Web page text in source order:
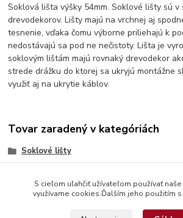
Soklová lišta výšky 54mm. Soklové lišty sú v
drevodekorov. Lišty majú na vrchnej aj
tesnenie, vďaka čomu výborne priliehajú k
nedostávajú sa pod ne nečistoty. Lišta je
soklovým lištám majú rovnaký drevodekor
strede drážku do ktorej sa ukryjú montážne
využiť aj na ukrytie káblov.
Tovar zaradený v kategóriách
Soklové lišty
S cieľom uľahčiť užívateľom používať
využívame cookies.Ďalším jeho použitím